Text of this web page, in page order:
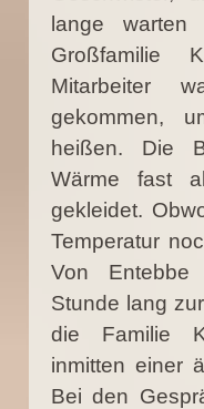
lange
Großfamilie
Mitarbeiter
gekommen,
heißen. Die
Wärme fast
gekleidet.
Temperatur
Von
Stunde lang
die Familie
inmitten einer
Bei den